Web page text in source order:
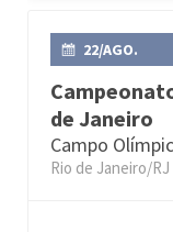
22/AGO.
de Janeiro
Campo
Rio de Janeiro/RJ